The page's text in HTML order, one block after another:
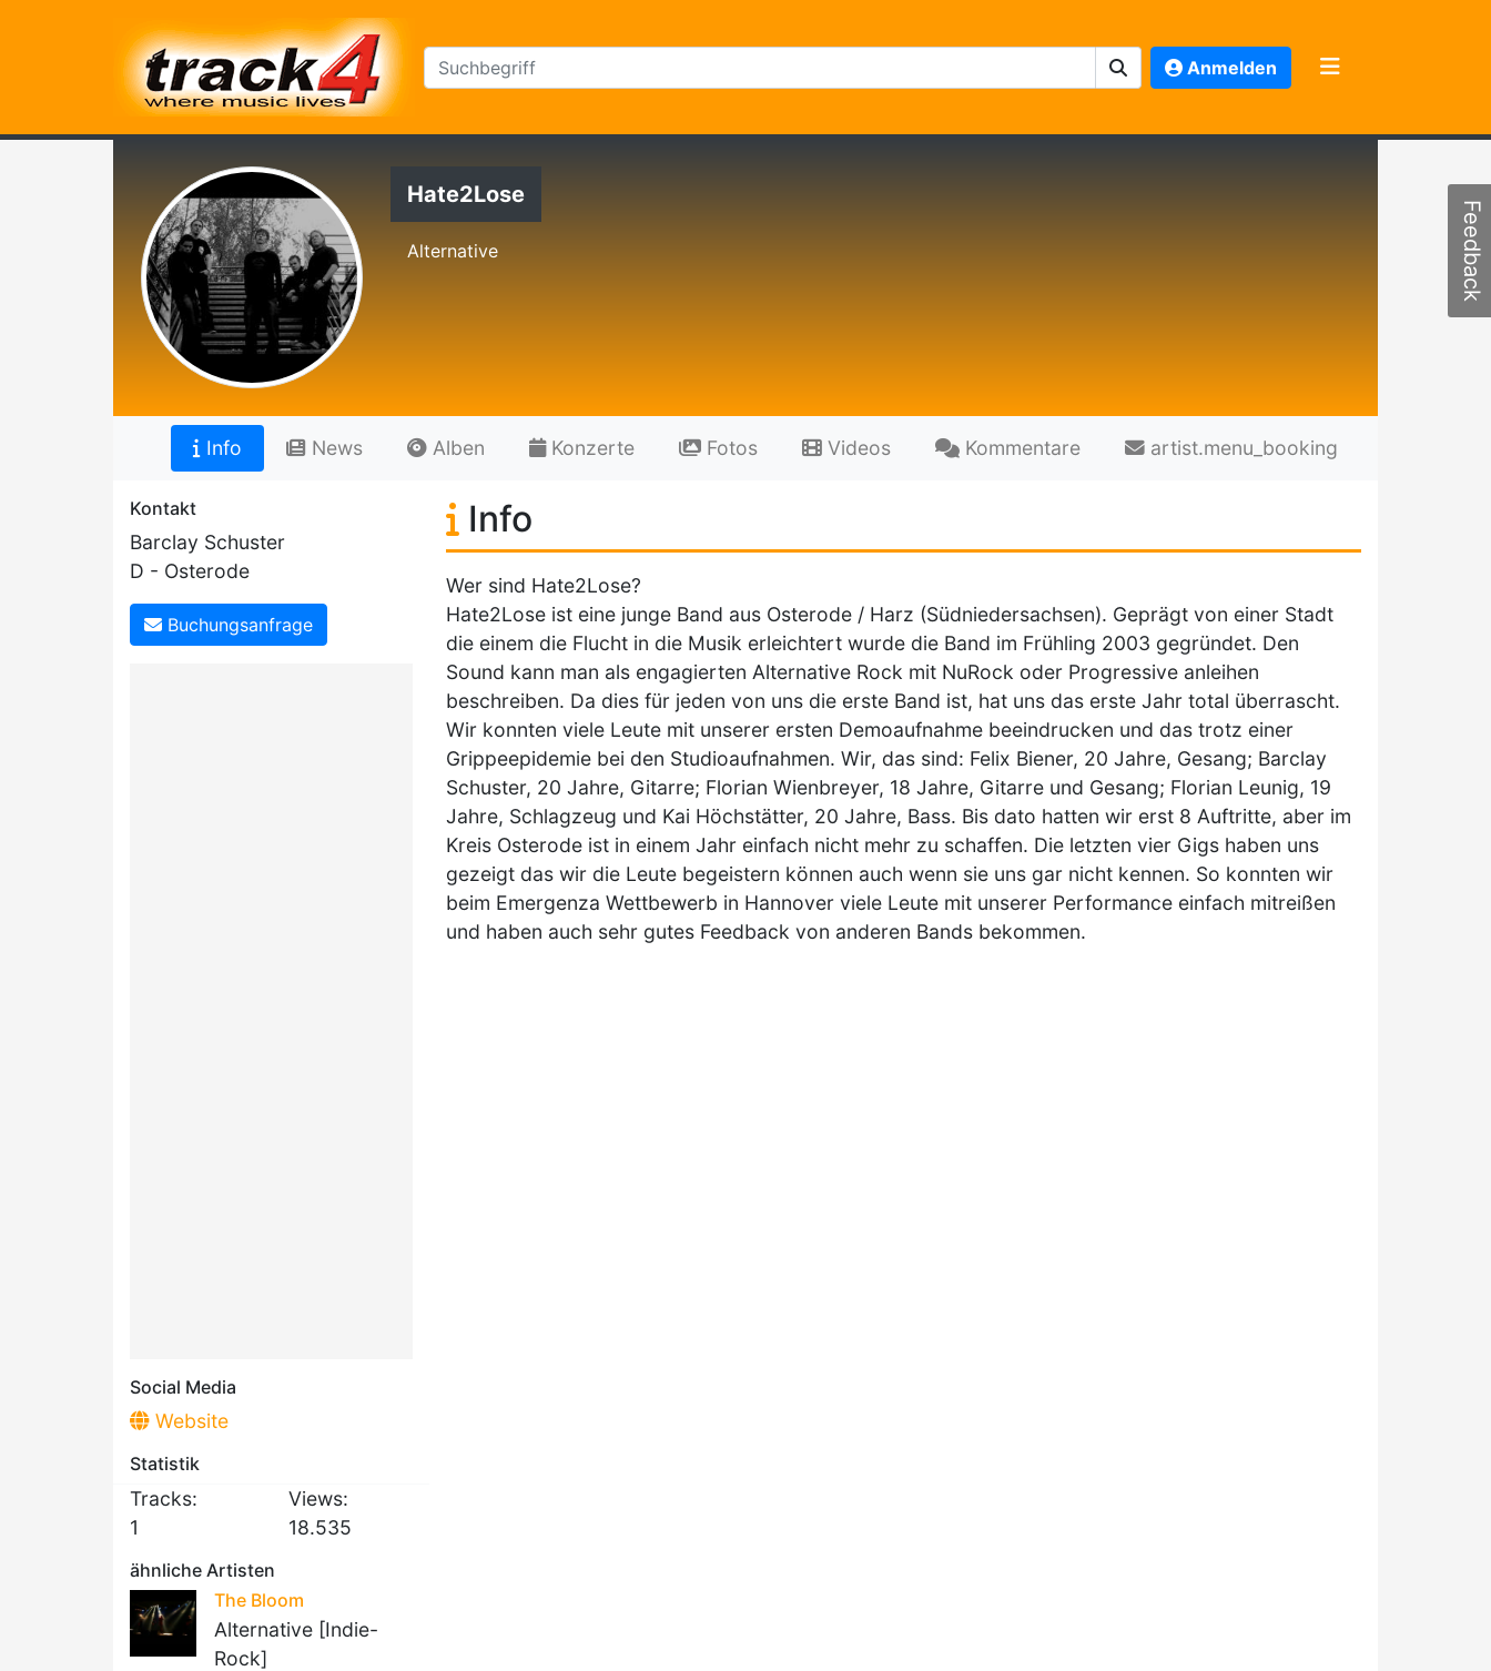
Anmelden
Hate2Lose
Alternative
Info News Alben Konzerte Fotos Videos Kommentare artist.menu_booking
Kontakt
Barclay Schuster
D - Osterode
Buchungsanfrage
Social Media
Website
Statistik
Tracks:
1
Views:
18.535
ähnliche Artisten
The Bloom
Alternative [Indie-
Rock]
Info
Wer sind Hate2Lose?
Hate2Lose ist eine junge Band aus Osterode / Harz (Südniedersachsen). Geprägt von einer Stadt
die einem die Flucht in die Musik erleichtert wurde die Band im Frühling 2003 gegründet. Den
Sound kann man als engagierten Alternative Rock mit NuRock oder Progressive anleihen
beschreiben. Da dies für jeden von uns die erste Band ist, hat uns das erste Jahr total überrascht.
Wir konnten viele Leute mit unserer ersten Demoaufnahme beeindrucken und das trotz einer
Grippeepidemie bei den Studioaufnahmen. Wir, das sind: Felix Biener, 20 Jahre, Gesang; Barclay
Schuster, 20 Jahre, Gitarre; Florian Wienbreyer, 18 Jahre, Gitarre und Gesang; Florian Leunig, 19
Jahre, Schlagzeug und Kai Höchstätter, 20 Jahre, Bass. Bis dato hatten wir erst 8 Auftritte, aber im
Kreis Osterode ist in einem Jahr einfach nicht mehr zu schaffen. Die letzten vier Gigs haben uns
gezeigt das wir die Leute begeistern können auch wenn sie uns gar nicht kennen. So konnten wir
beim Emergenza Wettbewerb in Hannover viele Leute mit unserer Performance einfach mitreißen
und haben auch sehr gutes Feedback von anderen Bands bekommen.
Feedback